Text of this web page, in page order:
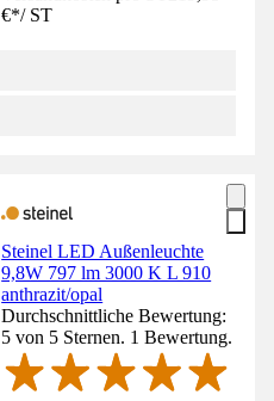
€*/ ST
Steinel LED Außenleuchte
9,8W 797 lm 3000 K L 910
anthrazit/opal
Durchschnittliche Bewertung:
5 von 5 Sternen. 1 Bewertung.